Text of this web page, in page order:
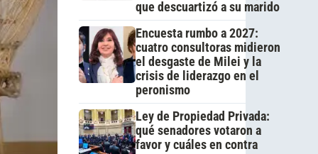
que descuartizó a su marido
Encuesta rumbo a 2027:
cuatro consultoras midieron
el desgaste de Milei y la
crisis de liderazgo en el
peronismo
Ley de Propiedad Privada:
qué senadores votaron a
favor y cuáles en contra